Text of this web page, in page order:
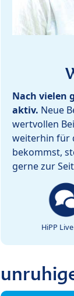
Nach vielen
aktiv. Neue
wertvollen
weiterhin für
bekommst,
gerne zur
HiPP